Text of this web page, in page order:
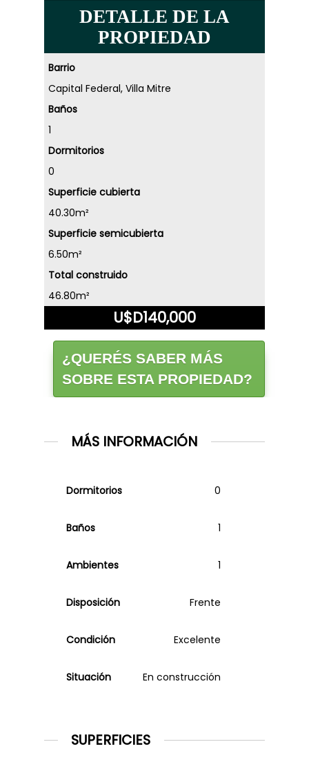
DETALLE DE LA
PROPIEDAD
Barrio
Capital Federal, Villa Mitre
Baños
1
Dormitorios
0
Superficie cubierta
40.30m²
Superficie semicubierta
6.50m²
Total construido
46.80m²
U$D140,000
¿QUERÉS SABER MÁS
SOBRE ESTA PROPIEDAD?
MÁS INFORMACIÓN
Dormitorios 0
Baños 1
Ambientes 1
Disposición Frente
Condición Excelente
Situación En construcción
SUPERFICIES